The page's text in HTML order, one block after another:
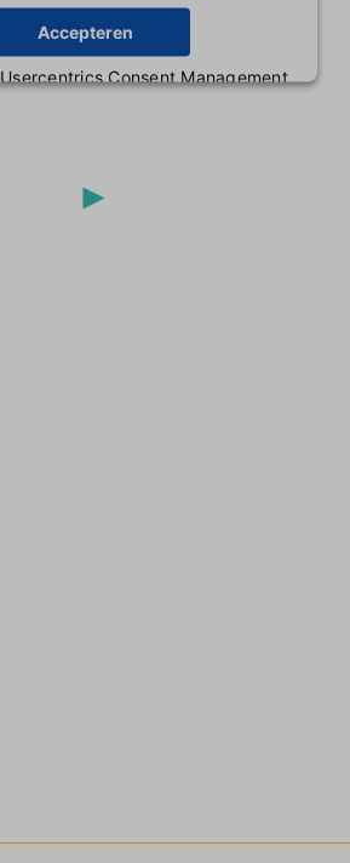
Accepteren
Usercentrics Consent Management